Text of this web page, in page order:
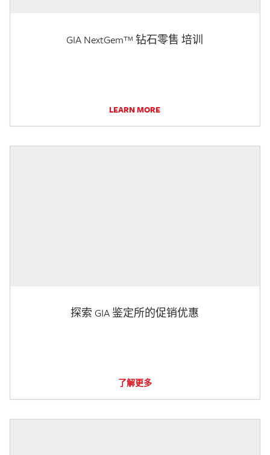
GIA NextGem™ 钻石零售 培训
LEARN MORE
探索 GIA 鉴定所的促销优惠
了解更多